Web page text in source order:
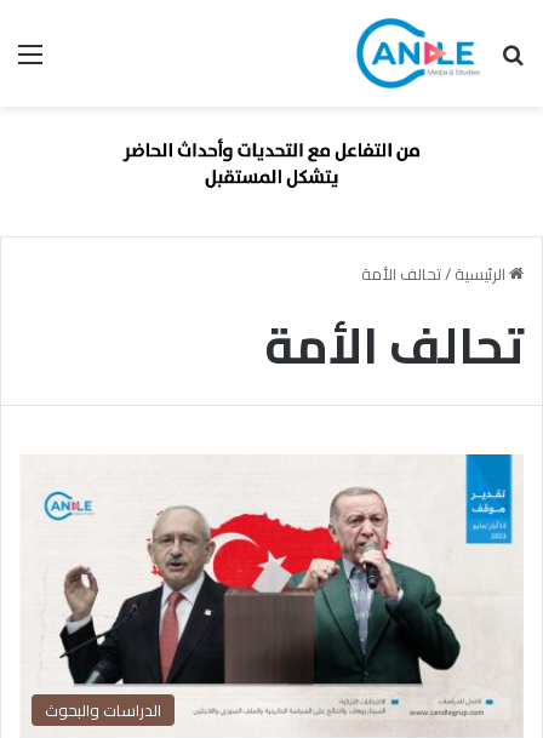
بحث عن
الرئيسية/تحالف الأمة
تحالف الأمة
الدراسات والبحوث